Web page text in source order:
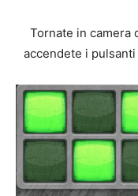
Tornate in camera
accendete i